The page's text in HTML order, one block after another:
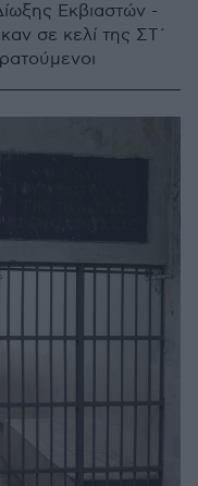
Εκβιαστών -
σε κελί της ΣΤ΄